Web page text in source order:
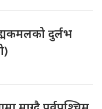
दुर्लभ